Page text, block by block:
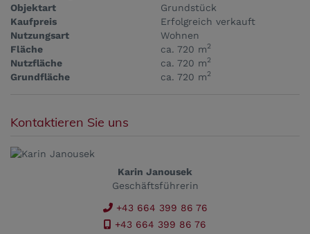
Objektart
Grundstück
Kaufpreis
Erfolgreich verkauft
Nutzungsart
Wohnen
Fläche
ca. 720 m2
Nutzfläche ca. 720 m2
Grundfläche ca. 720 m2
Kontaktieren Sie uns
Karin Janousek
Geschäftsführerin
+43 664 399 86 76
+43 664 399 86 76